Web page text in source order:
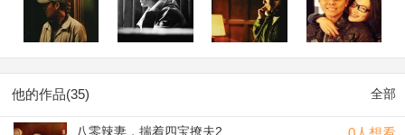
由马伟豪监制的喜剧电影《金太狼的幸福生活》。
他的作品(35) 全部
八零辣妻，揣着四宝撩夫2